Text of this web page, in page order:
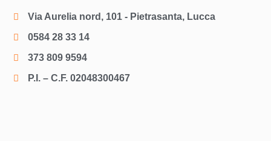
Via Aurelia nord, 101 - Pietrasanta, Lucca
0584 28 33 14
373 809 9594
P.I. – C.F. 02048300467